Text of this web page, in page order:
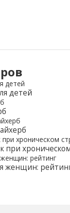
детей
при
женщин: